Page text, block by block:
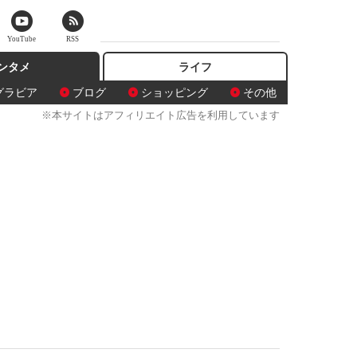
タメ
ラビア ブログ ショッピング その他
ライフ
※本サイトはアフィリエイト広告を利用しています
YouTube RSS